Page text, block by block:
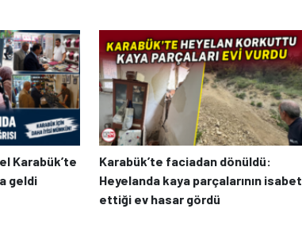
Karabük’te
geldi
Karabük’te faciadan dönüldü:
Heyelanda kaya parçalarının isabet
ettiği ev hasar gördü